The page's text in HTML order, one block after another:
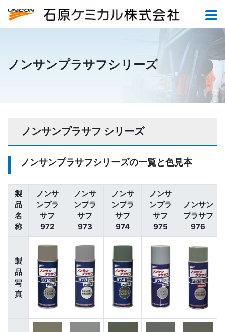
ノンサンプラサフシリーズ
ノンサンプラサフ シリーズ
ノンサンプラサフシリーズの一覧と色見本
製
品
名
称
ノンサ
ンプラ
サフ
972
ノンサ
ンプラ
サフ
973
ノンサ
ンプラ
サフ
974
ノンサ
ンプラ
サフ
975
ノンサン
プラサフ
976
製
品
写
真